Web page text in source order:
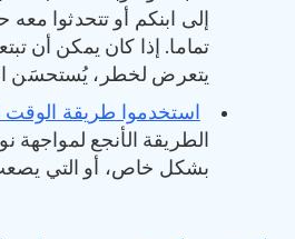
إلى ابنكم أو تتحدثوا
تماما. إذا كان يمكن أن
يتعرض لخطر، يُستحسَن
استخدموا طريقة
الطريقة الأنجع لمواجهة
بشكل خاص، أو التي